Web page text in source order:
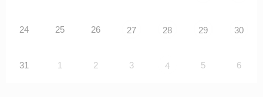
24 25 26 27 28 29 30
31 1 2 3 4 5 6